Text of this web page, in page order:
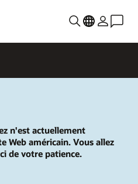
n'est actuellement
Web américain. Vous allez
de votre patience.